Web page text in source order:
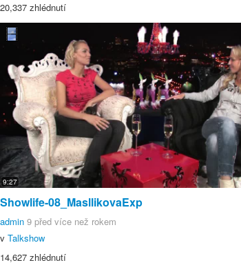
20,337 zhlédnutí
9:27
Showlife-08_MasllikovaExp
admin 9 před více než rokem
v Talkshow
14,627 zhlédnutí